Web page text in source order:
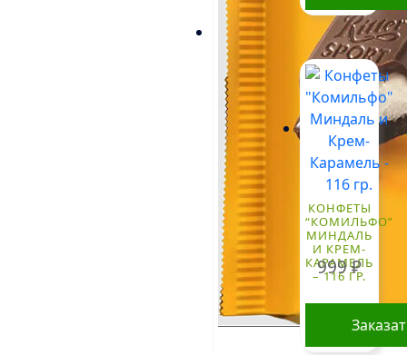
КОНФЕТЫ
“КОМИЛЬФО”
МИНДАЛЬ
И КРЕМ-
КАРАМЕЛЬ
– 116 ГР.
999₽